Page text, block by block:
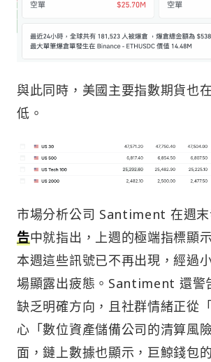
與此同時，美國主要指數期貨也
低。
市場分析公司 Santiment 在週末
告中就指出，上週的極端指標顯
本週這些訊號已不再出現，經過
場顯露出疲態。Santiment 還警
缺乏明確方向，且社群情緒正從
心「數位資產儲備公司的清算風
面，鏈上數據也顯示，巨鯨錢包